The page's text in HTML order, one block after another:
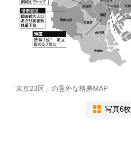
「東京23区」の意外な格差MAP
写真6枚